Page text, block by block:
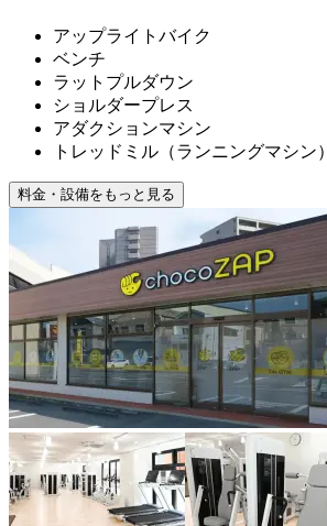
アップライトバイク
ベンチ
ラットプルダウン
ショルダープレス
アダクションマシン
トレッドミル（ランニングマシン）
料金・設備をもっと見る